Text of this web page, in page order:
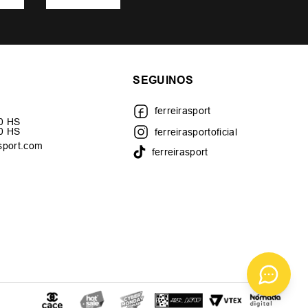
HS
HS
SEGUINOS
ferreirasport
ferreirasportoficial
ferreirasport